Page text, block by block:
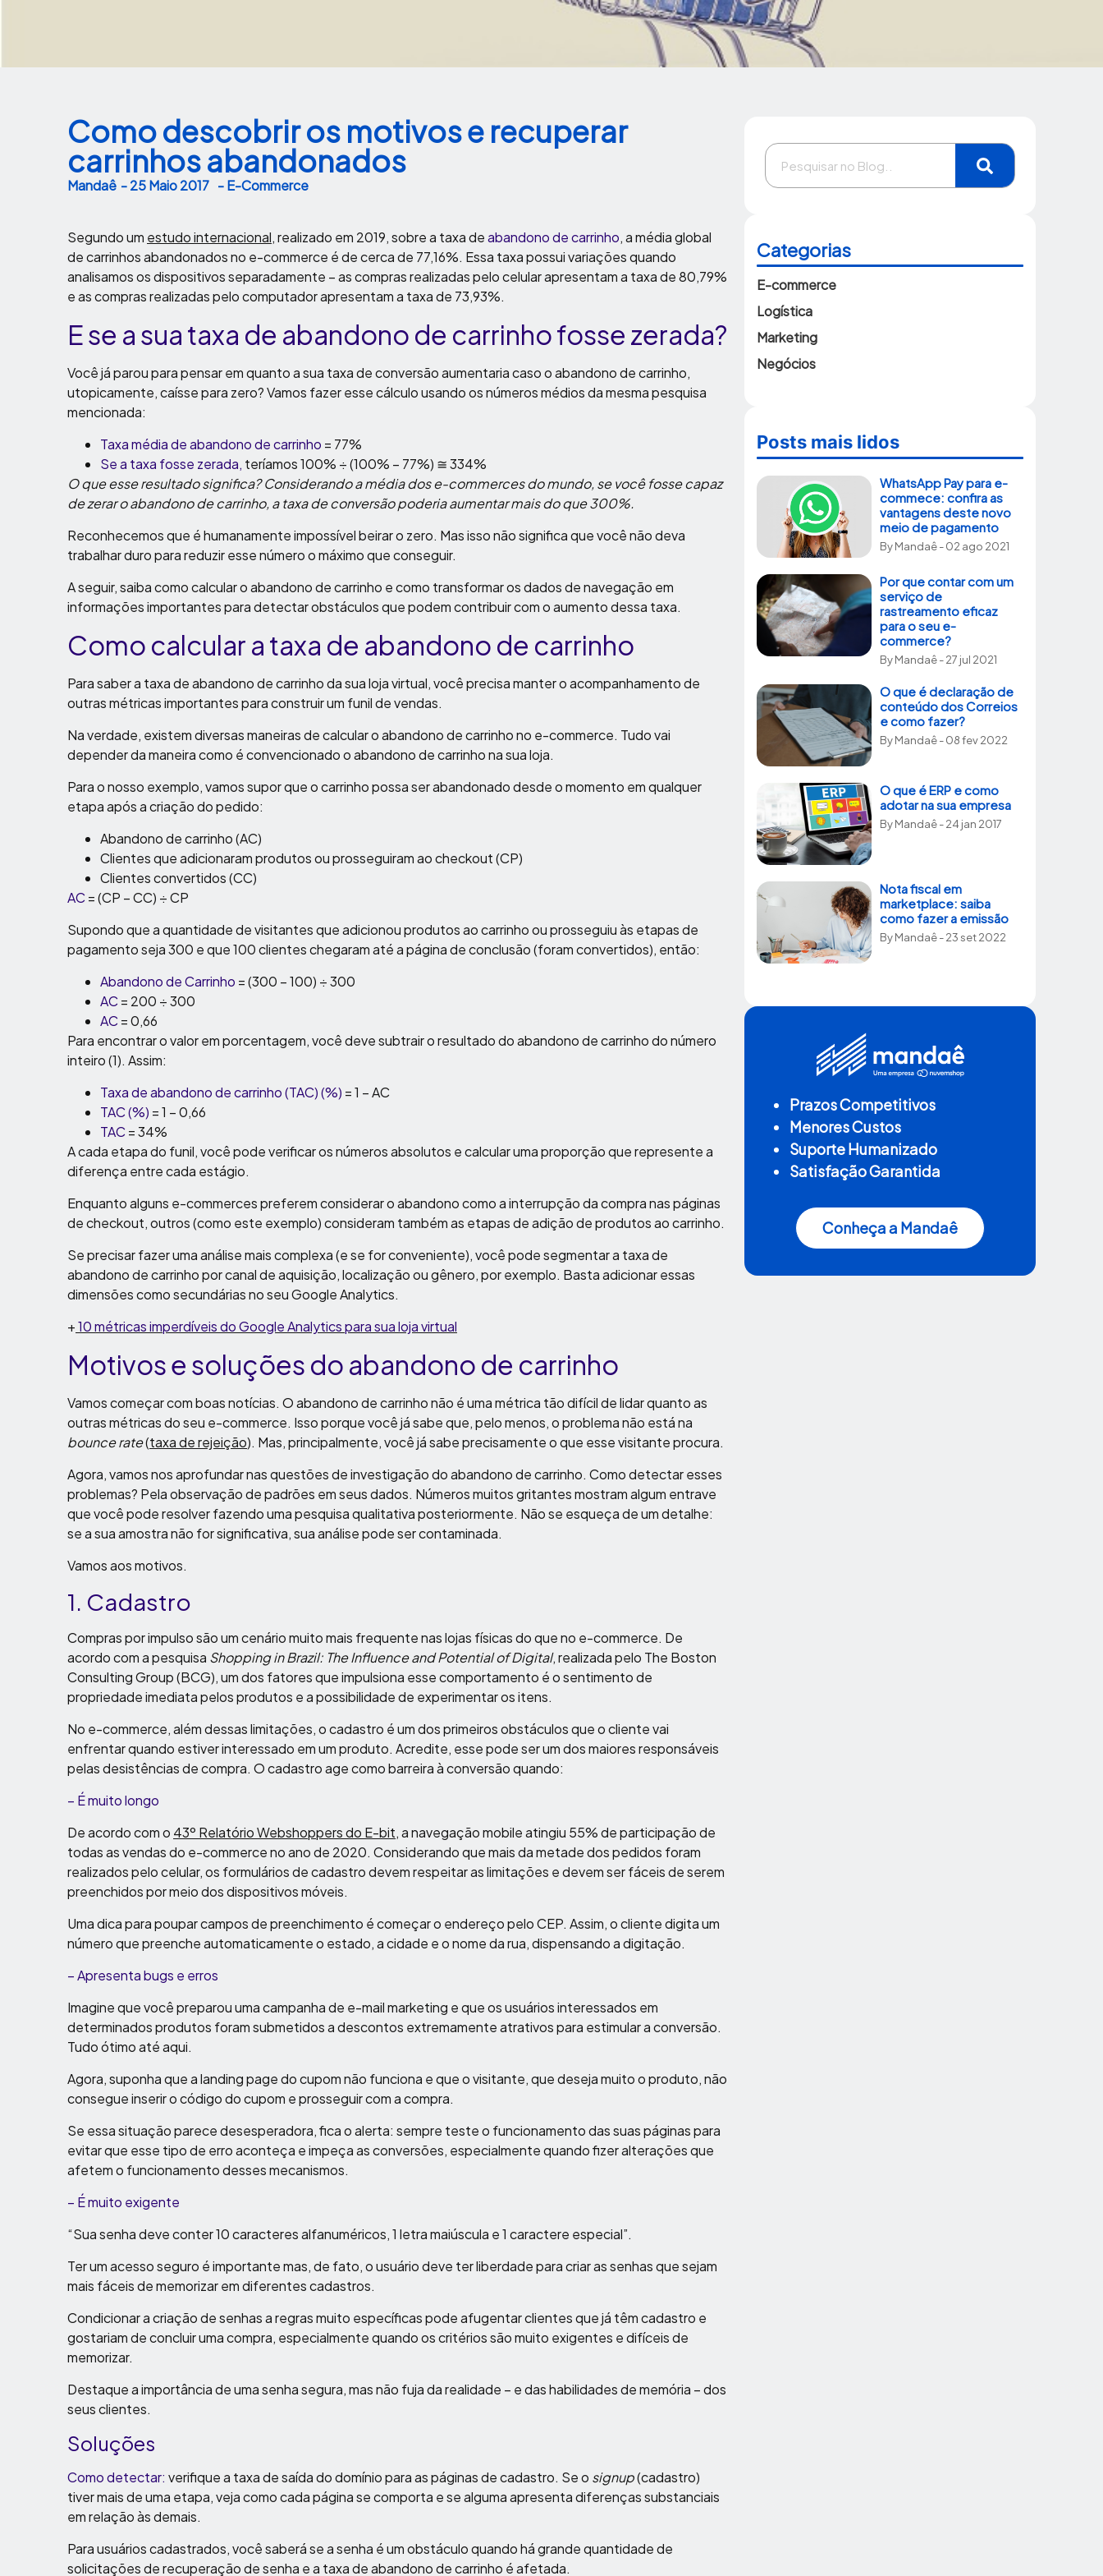
Como descobrir os motivos e recuperar
carrinhos abandonados
Mandaê -25 Maio 2017 - E-Commerce
Segundo um estudo internacional, realizado em 2019, sobre a taxa deabandono de carrinho, a média global
de carrinhos abandonados no e-commerce é de cerca de 77,16%. Essa taxa possui variações quando
analisamos os dispositivos separadamente – as compras realizadas pelo celular apresentam a taxa de 80,79%
e as compras realizadas pelo computador apresentam a taxa de 73,93%.
E se a sua taxa de abandono de carrinho fosse zerada?
Você já parou para pensar em quanto a sua taxa de conversão aumentaria caso o abandono de carrinho,
utopicamente, caísse para zero? Vamos fazer esse cálculo usando os números médios da mesma pesquisa
mencionada:
Taxa média de abandono de carrinho = 77%
Se a taxa fosse zerada, teríamos 100% ÷ (100% – 77%) ≅ 334%
O que esse resultado significa? Considerando a média dos e-commerces do mundo, se você fosse capaz
de zerar o abandono de carrinho, a taxa de conversão poderia aumentar mais do que 300%.
Reconhecemos que é humanamente impossível beirar o zero. Mas isso não significa que você não deva
trabalhar duro para reduzir esse número o máximo que conseguir.
A seguir, saiba como calcular o abandono de carrinho e como transformar os dados de navegação em
informações importantes para detectar obstáculos que podem contribuir com o aumento dessa taxa.
Como calcular a taxa de abandono de carrinho
Para saber a taxa de abandono de carrinho da sua loja virtual, você precisa manter o acompanhamento de
outras métricas importantes para construir um funil de vendas.
Na verdade, existem diversas maneiras de calcular o abandono de carrinho no e-commerce. Tudo vai
depender da maneira como é convencionado o abandono de carrinho na sua loja.
Para o nosso exemplo, vamos supor que o carrinho possa ser abandonado desde o momento em qualquer
etapa após a criação do pedido:
Abandono de carrinho (AC)
Clientes que adicionaram produtos ou prosseguiram ao checkout (CP)
Clientes convertidos (CC)
AC= (CP – CC) ÷ CP
Supondo que a quantidade de visitantes que adicionou produtos ao carrinho ou prosseguiu às etapas de
pagamento seja 300 e que 100 clientes chegaram até a página de conclusão (foram convertidos), então:
Abandono de Carrinho = (300 – 100) ÷ 300
AC= 200 ÷ 300
AC= 0,66
Para encontrar o valor em porcentagem, você deve subtrair o resultado do abandono de carrinho do número
inteiro (1). Assim:
Taxa de abandono de carrinho (TAC) (%) = 1 – AC
TAC (%) = 1 – 0,66
TAC= 34%
A cada etapa do funil, você pode verificar os números absolutos e calcular uma proporção que represente a
diferença entre cada estágio.
Enquanto alguns e-commerces preferem considerar o abandono como a interrupção da compra nas páginas
de checkout, outros (como este exemplo) consideram também as etapas de adição de produtos ao carrinho.
Se precisar fazer uma análise mais complexa (e se for conveniente), você pode segmentar a taxa de
abandono de carrinho por canal de aquisição, localização ou gênero, por exemplo. Basta adicionar essas
dimensões como secundárias no seu Google Analytics.
+10 métricas imperdíveis do Google Analytics para sua loja virtual
Motivos e soluções do abandono de carrinho
Vamos começar com boas notícias. O abandono de carrinho não é uma métrica tão difícil de lidar quanto as
outras métricas do seu e-commerce. Isso porque você já sabe que, pelo menos, o problema não está na
bounce rate(taxa de rejeição). Mas, principalmente, você já sabe precisamente o que esse visitante procura.
Agora, vamos nos aprofundar nas questões de investigação do abandono de carrinho. Como detectar esses
problemas? Pela observação de padrões em seus dados. Números muitos gritantes mostram algum entrave
que você pode resolver fazendo uma pesquisa qualitativa posteriormente. Não se esqueça de um detalhe:
se a sua amostra não for significativa, sua análise pode ser contaminada.
Vamos aos motivos.
1. Cadastro
Compras por impulso são um cenário muito mais frequente nas lojas físicas do que no e-commerce. De
acordo com a pesquisa Shopping in Brazil: The Influence and Potential of Digital, realizada pelo The Boston
Consulting Group (BCG), um dos fatores que impulsiona esse comportamento é o sentimento de
propriedade imediata pelos produtos e a possibilidade de experimentar os itens.
No e-commerce, além dessas limitações, o cadastro é um dos primeiros obstáculos que o cliente vai
enfrentar quando estiver interessado em um produto. Acredite, esse pode ser um dos maiores responsáveis
pelas desistências de compra. O cadastro age como barreira à conversão quando:
– É muito longo
De acordo com o 43º Relatório Webshoppers do E-bit, a navegação mobile atingiu 55% de participação de
todas as vendas do e-commerce no ano de 2020. Considerando que mais da metade dos pedidos foram
realizados pelo celular, os formulários de cadastro devem respeitar as limitações e devem ser fáceis de serem
preenchidos por meio dos dispositivos móveis.
Uma dica para poupar campos de preenchimento é começar o endereço pelo CEP. Assim, o cliente digita um
número que preenche automaticamente o estado, a cidade e o nome da rua, dispensando a digitação.
– Apresenta bugs e erros
Imagine que você preparou uma campanha de e-mail marketing e que os usuários interessados em
determinados produtos foram submetidos a descontos extremamente atrativos para estimular a conversão.
Tudo ótimo até aqui.
Agora, suponha que a landing page do cupom não funciona e que o visitante, que deseja muito o produto, não
consegue inserir o código do cupom e prosseguir com a compra.
Se essa situação parece desesperadora, fica o alerta: sempre teste o funcionamento das suas páginas para
evitar que esse tipo de erro aconteça e impeça as conversões, especialmente quando fizer alterações que
afetem o funcionamento desses mecanismos.
– É muito exigente
“Sua senha deve conter 10 caracteres alfanuméricos, 1 letra maiúscula e 1 caractere especial”.
Ter um acesso seguro é importante mas, de fato, o usuário deve ter liberdade para criar as senhas que sejam
mais fáceis de memorizar em diferentes cadastros.
Condicionar a criação de senhas a regras muito específicas pode afugentar clientes que já têm cadastro e
gostariam de concluir uma compra, especialmente quando os critérios são muito exigentes e difíceis de
memorizar.
Destaque a importância de uma senha segura, mas não fuja da realidade – e das habilidades de memória – dos
seus clientes.
Soluções
Como detectar: verifique a taxa de saída do domínio para as páginas de cadastro. Se o signup(cadastro)
tiver mais de uma etapa, veja como cada página se comporta e se alguma apresenta diferenças substanciais
em relação às demais.
Para usuários cadastrados, você saberá se a senha é um obstáculo quando há grande quantidade de
solicitações de recuperação de senha e a taxa de abandono de carrinho é afetada.
Categorias
E-commerce
Logística
Marketing
Negócios
Posts mais lidos
WhatsApp Pay para e-
commece: confira as
vantagens deste novo
meio de pagamento
ByMandaê- 02 ago 2021
Por que contar com um
serviço de
rastreamento eficaz
para o seu e-
commerce?
ByMandaê- 27 jul 2021
O que é declaração de
conteúdo dos Correios
e como fazer?
ByMandaê- 08 fev 2022
O que é ERP e como
adotar na sua empresa
ByMandaê- 24 jan 2017
Nota fiscal em
marketplace: saiba
como fazer a emissão
ByMandaê- 23 set 2022
Prazos Competitivos
Menores Custos
Suporte Humanizado
Satisfação Garantida
Conheça a Mandaê